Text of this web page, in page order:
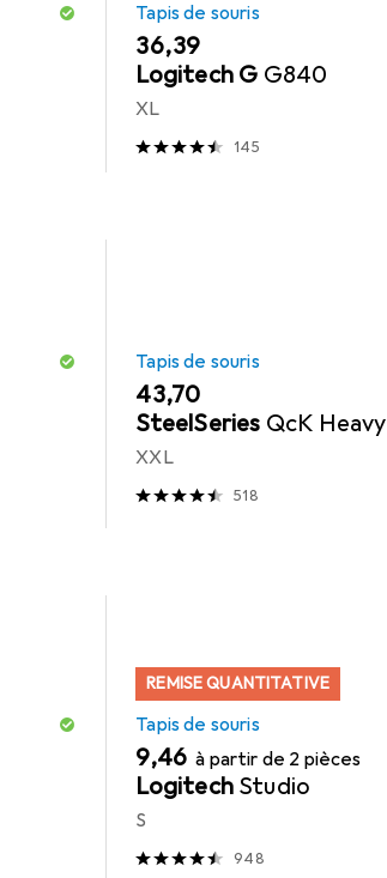
Tapis de souris
EUR
36,39
Logitech G G840
XL
145
Tapis de souris
EUR
43,70
SteelSeries QcK Heavy
XXL
518
REMISE QUANTITATIVE
Tapis de souris
EUR
9,46 à partir de 2 pièces
Logitech Studio
S
948